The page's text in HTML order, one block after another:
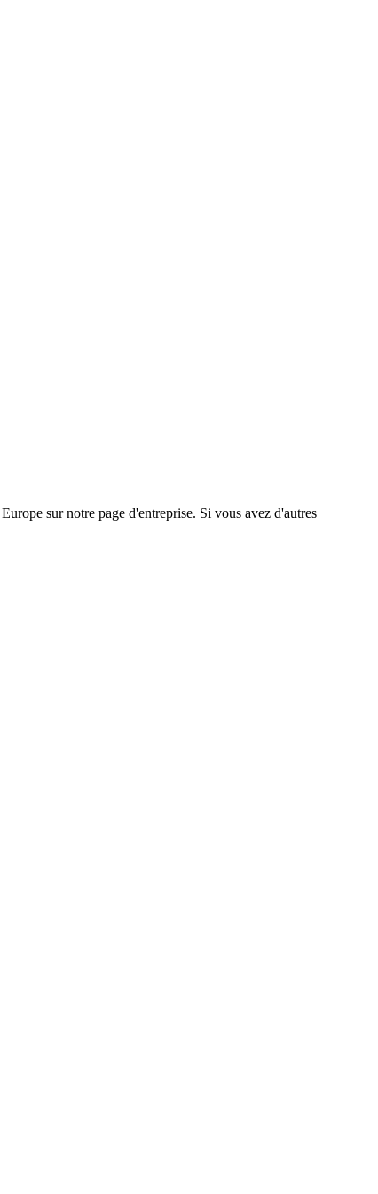
sur notre page d'entreprise. Si vous avez d'autres